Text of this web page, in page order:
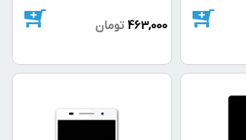
463,000 تومان